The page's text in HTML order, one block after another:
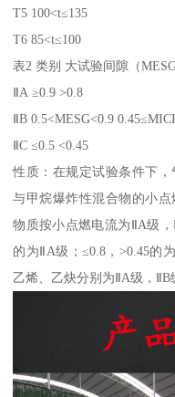
T5 100<t≤135
T6 85<t≤100
表2 类别 大试验间隙（
ⅡA ≥0.9 >0.8
ⅡB 0.5<MESG<0.9
ⅡC ≤0.5 <0.45
性质：在规定试验条件下
与甲烷爆炸性混合物的小
物质按小点燃电流为ⅡA级
的为ⅡA级；≤0.8，>0.45的
乙烯、乙炔分别为ⅡA级，ⅡB